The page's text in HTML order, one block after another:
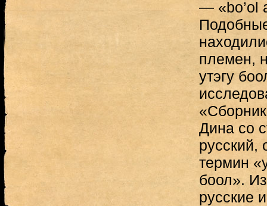
— «bo’ol
племен,
утэгу
Дина со
русский,
термин
боол».
русские